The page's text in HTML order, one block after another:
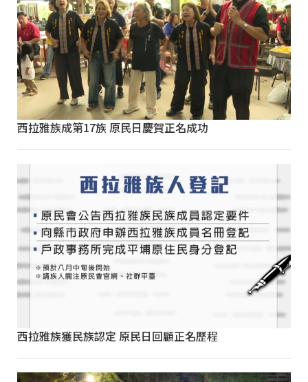
西拉雅族成第17族 原民日慶賀正名成功
西拉雅族獲民族認定 原民日回顧正名歷程